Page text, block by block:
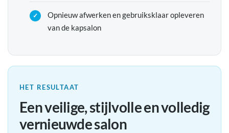
Opnieuw afwerken en gebruiksklaar opleveren
van de kapsalon
HET RESULTAAT
Een veilige, stijlvolle en volledig
vernieuwde salon